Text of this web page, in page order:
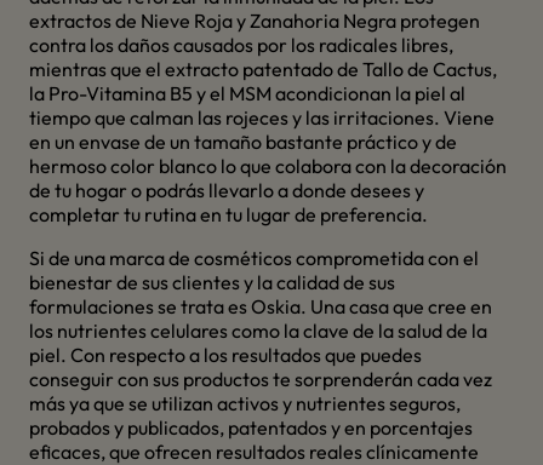
extractos de Nieve Roja y Zanahoria Negra protegen
contra los daños causados por los radicales libres,
mientras que el extracto patentado de Tallo de Cactus,
la Pro-Vitamina B5 y el MSM acondicionan la piel al
tiempo que calman las rojeces y las irritaciones. Viene
en un envase de un tamaño bastante práctico y de
hermoso color blanco lo que colabora con la decoración
de tu hogar o podrás llevarlo a donde desees y
completar tu rutina en tu lugar de preferencia.
Si de una marca de cosméticos comprometida con el
bienestar de sus clientes y la calidad de sus
formulaciones se trata es Oskia. Una casa que cree en
los nutrientes celulares como la clave de la salud de la
piel. Con respecto a los resultados que puedes
conseguir con sus productos te sorprenderán cada vez
más ya que se utilizan activos y nutrientes seguros,
probados y publicados, patentados y en porcentajes
eficaces, que ofrecen resultados reales clínicamente